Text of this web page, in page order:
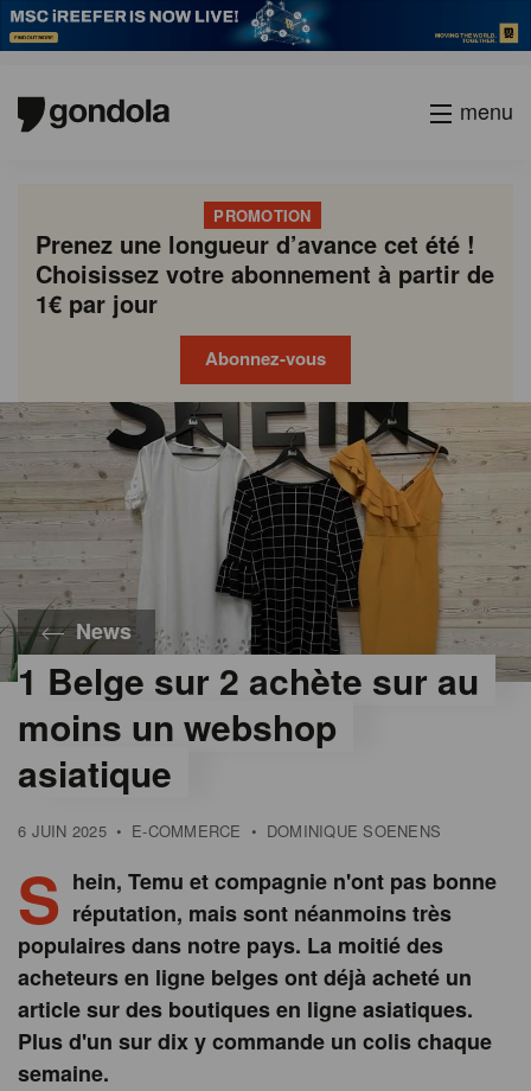
menu
PROMOTION
Prenez une longueur d’avance cet été !
Choisissez votre abonnement à partir de
1€ par jour
Abonnez-vous
News
1 Belge sur 2 achète sur au
moins un webshop
asiatique
6 JUIN 2025 • E-COMMERCE • DOMINIQUE SOENENS
S hein, Temu et compagnie n'ont pas bonne
réputation, mais sont néanmoins très
populaires dans notre pays. La moitié des
acheteurs en ligne belges ont déjà acheté un
article sur des boutiques en ligne asiatiques.
Plus d'un sur dix y commande un colis chaque
semaine.
Gondola
academy
Gondola
society